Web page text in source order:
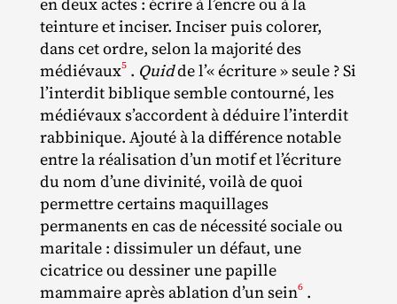
teinture et inciser. Inciser puis colorer,
dans cet ordre, selon la majorité des
médiévaux5. Quidde l’« écriture » seule ? Si
l’interdit biblique semble contourné, les
médiévaux s’accordent à déduire l’interdit
rabbinique. Ajouté à la différence notable
entre la réalisation d’un motif et l’écriture
du nom d’une divinité, voilà de quoi
permettre certains maquillages
permanents en cas de nécessité sociale ou
maritale : dissimuler un défaut, une
cicatrice ou dessiner une papille
mammaire après ablation d’un sein6.